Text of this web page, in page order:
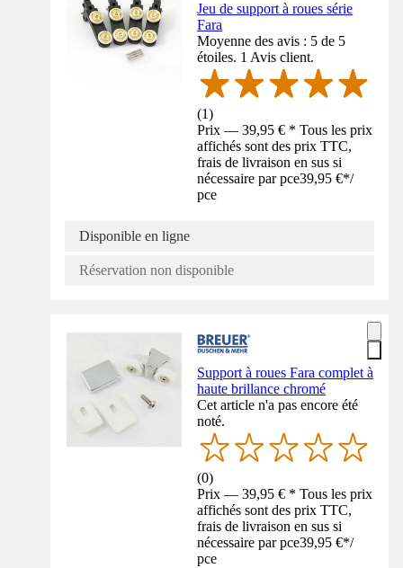
Jeu de support à roues série
Fara
Moyenne des avis : 5 de 5
étoiles. 1 Avis client.
(1)
Prix — 39,95 € * Tous les prix
affichés sont des prix TTC,
frais de livraison en sus si
nécessaire par pce39,95 €*/
pce
Disponible en ligne
Réservation non disponible
Support à roues Fara complet à
haute brillance chromé
Cet article n'a pas encore été
noté.
(0)
Prix — 39,95 € * Tous les prix
affichés sont des prix TTC,
frais de livraison en sus si
nécessaire par pce39,95 €*/
pce